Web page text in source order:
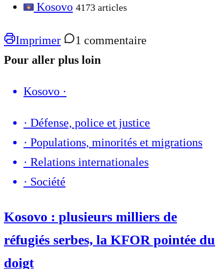
Kosovo 4173 articles
Imprimer
1 commentaire
Pour aller plus loin
Kosovo ·
· Défense, police et justice
· Populations, minorités et migrations
· Relations internationales
· Société
Kosovo : plusieurs milliers de
réfugiés serbes, la KFOR pointée du
doigt